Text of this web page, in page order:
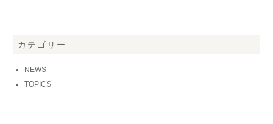
カテゴリー
NEWS
TOPICS